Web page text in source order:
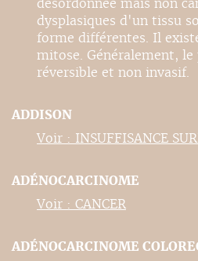
désordonnée mais non
dysplasiques d'un tissu
forme différentes. Il
mitose. Généralement, le
réversible et non invasif.
ADDISON
Voir : INSUFFISANCE
ADÉNOCARCINOME
Voir : CANCER
ADÉNOCARCINOME